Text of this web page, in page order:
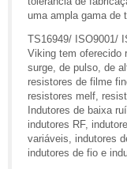
uma ampla gama de
TS16949/ ISO9001/
Viking tem oferecido
surge, de pulso, de
resistores de filme
resistores melf,
Indutores de baixa
indutores RF,
variáveis, indutores
indutores de fio e